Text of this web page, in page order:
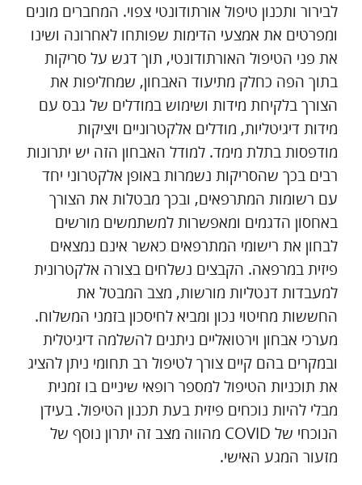
לבירור ותכנון טיפול אורתודונטי צפוי. המחברים מונים
ומפרטים את אמצעי הדימות שפותחו לאחרונה ושינו
את פני הטיפול האורתודונטי, תוך דגש על סריקות
בתוך הפה כחלק מתיעוד האבחון, שמחליפות את
הצורך בלקיחת מידות ושימוש במודלים של גבס עם
מידות דיגיטליות, מודלים אלקטרוניים ויציקות
מודפסות בתלת מימד. למודל האבחון הזה יש יתרונות
רבים בכך שהסריקות נשמרות באופן אלקטרוני יחד
עם רשומות המתרפאים, ובכך מבטלות את הצורך
באחסון הדגמים ומאפשרות למשתמשים מורשים
לבחון את רישומי המתרפאים כאשר אינם נמצאים
פיזית במרפאה. הקבצים נשלחים בצורה אלקטרונית
למעבדות דנטליות מורשות, מצב המבטל את
החששות מחיטוי נכון ומביא לחיסכון בזמני המשלוח.
מערכי אבחון וירטואליים ניתנים להשלמה דיגיטלית
ובמקרים בהם קיים צורך לטיפול רב תחומי ניתן להציג
את תוכניות הטיפול למספר רופאי שיניים בו זמנית
מבלי להיות נוכחים פיזית בעת תכנון הטיפול. בעידן
הנוכחי של COVID מהווה מצב זה יתרון נוסף של
מזעור המגע האישי.